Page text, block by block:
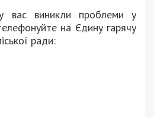
вас виникли проблеми у
на Єдину гарячу
ради: